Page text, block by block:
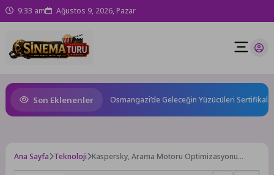
9:33 am Ağustos 9, 2026, Pazar
Son Eklenenler
Verilecek Osmangazi’de Geleceğin Yüzücüleri Sertifikalarını
Ana Sayfa Teknoloji Kaspersky, Arama Motoru Optimizasyonu